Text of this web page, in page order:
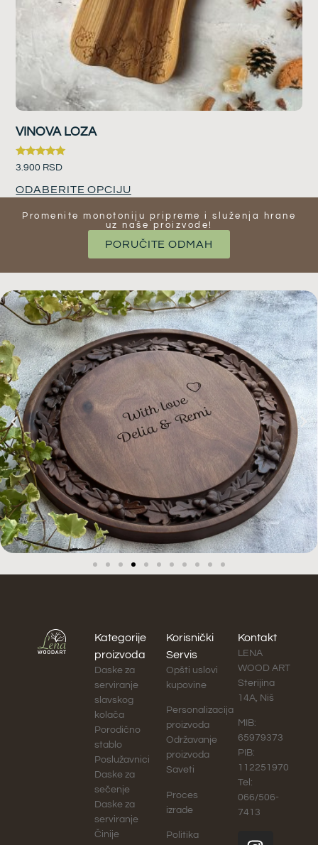
VINOVA LOZA
Ocenjeno
sa
od 5
3.900 RSD
ODABERITE OPCIJU
Promenite monotoniju pripreme i služenja hrane
uz naše proizvode​!
PORUČITE ODMAH
Kategorije
proizvoda
Daske za
serviranje
slavskog
kolača
Porodično
stablo
Poslužavnici
Daske za
sečenje
Daske za
serviranje
Činije
Korisnički
Servis
Opšti uslovi
kupovine
Personalizacija
proizvoda
Održavanje
proizvoda
Saveti
Proces
izrade
Politika
Kontakt
LENA
WOOD ART
Sterijina
14A, Niš
MIB:
65979373
PIB:
112251970
Tel:
066/506-
7413